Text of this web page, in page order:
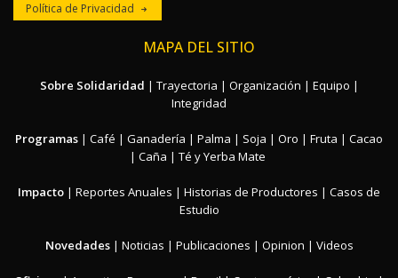
Política de Privacidad
MAPA DEL SITIO
Sobre Solidaridad | Trayectoria | Organización | Equipo |
Integridad
Programas | Café | Ganadería | Palma | Soja | Oro | Fruta | Cacao
| Caña | Té y Yerba Mate
Impacto | Reportes Anuales | Historias de Productores | Casos de
Estudio
Novedades| Noticias | Publicaciones | Opinion | Videos